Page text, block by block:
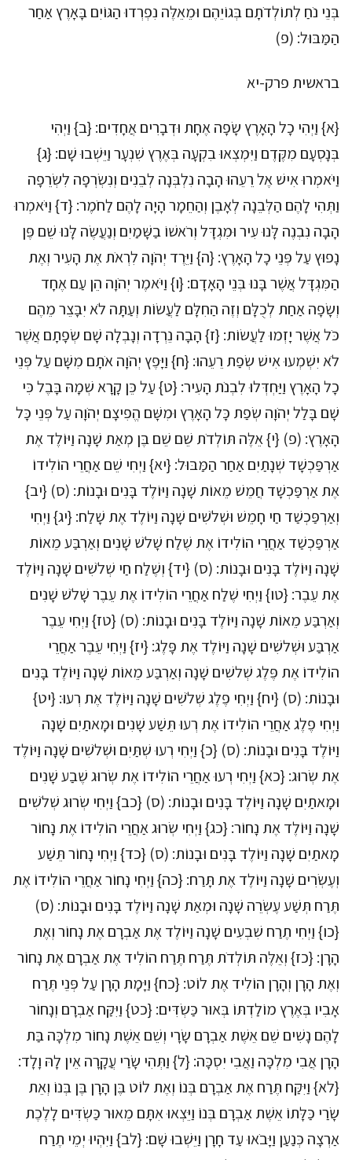
בְּנֵי נֹחַ לְתוֹלְדֹתָם בְּגוֹיֵהֶם וּמֵאֵלֶּה נִפְרְדוּ הַגּוֹיִם בָּאָרֶץ אַחַר
הַמַּבּוּל: (פ)
בראשית פרק-יא
{א} וַיְהִי כָל הָאָרֶץ שָׂפָה אֶחָת וּדְבָרִים אֲחָדִים: {ב} וַיְהִי
בְּנָסְעָם מִקֶּדֶם וַיִּמְצְאוּ בִקְעָה בְּאֶרֶץ שִׁנְעָר וַיֵּשְׁבוּ שָׁם: {ג}
וַיֹּאמְרוּ אִישׁ אֶל רֵעֵהוּ הָבָה נִלְבְּנָה לְבֵנִים וְנִשְׂרְפָה לִשְׂרֵפָה
וַתְּהִי לָהֶם הַלְּבֵנָה לְאָבֶן וְהַחֵמָר הָיָה לָהֶם לַחֹמֶר: {ד} וַיֹּאמְרוּ
הָבָה נִבְנֶה לָּנוּ עִיר וּמִגְדָּל וְרֹאשׁוֹ בַשָּׁמַיִם וְנַעֲשֶׂה לָּנוּ שֵׁם פֶּן
נָפוּץ עַל פְּנֵי כָל הָאָרֶץ: {ה} וַיֵּרֶד יְהֹוָה לִרְאֹת אֶת הָעִיר וְאֶת
הַמִּגְדָּל אֲשֶׁר בָּנוּ בְּנֵי הָאָדָם: {ו} וַיֹּאמֶר יְהֹוָה הֵן עַם אֶחָד
וְשָׂפָה אַחַת לְכֻלָּם וְזֶה הַחִלָּם לַעֲשׂוֹת וְעַתָּה לֹא יִבָּצֵר מֵהֶם
כֹּל אֲשֶׁר יָזְמוּ לַעֲשׂוֹת: {ז} הָבָה נֵרְדָה וְנָבְלָה שָׁם שְׂפָתָם אֲשֶׁר
לֹא יִשְׁמְעוּ אִישׁ שְׂפַת רֵעֵהוּ: {ח} וַיָּפֶץ יְהֹוָה אֹתָם מִשָּׁם עַל פְּנֵי
כָל הָאָרֶץ וַיַּחְדְּלוּ לִבְנֹת הָעִיר: {ט} עַל כֵּן קָרָא שְׁמָהּ בָּבֶל כִּי
שָׁם בָּלַל יְהֹוָה שְׂפַת כָּל הָאָרֶץ וּמִשָּׁם הֱפִיצָם יְהֹוָה עַל פְּנֵי כָּל
הָאָרֶץ: (פ) {י} אֵלֶּה תּוֹלְדֹת שֵׁם שֵׁם בֶּן מְאַת שָׁנָה וַיּוֹלֶד אֶת
אַרְפַּכְשָׁד שְׁנָתַיִם אַחַר הַמַּבּוּל: {יא} וַיְחִי שֵׁם אַחֲרֵי הוֹלִידוֹ
אֶת אַרְפַּכְשָׁד חֲמֵשׁ מֵאוֹת שָׁנָה וַיּוֹלֶד בָּנִים וּבָנוֹת: (ס) {יב}
וְאַרְפַּכְשַׁד חַי חָמֵשׁ וּשְׁלֹשִׁים שָׁנָה וַיּוֹלֶד אֶת שָׁלַח: {יג} וַיְחִי
אַרְפַּכְשַׁד אַחֲרֵי הוֹלִידוֹ אֶת שֶׁלַח שָׁלֹשׁ שָׁנִים וְאַרְבַּע מֵאוֹת
שָׁנָה וַיּוֹלֶד בָּנִים וּבָנוֹת: (ס) {יד} וְשֶׁלַח חַי שְׁלֹשִׁים שָׁנָה וַיּוֹלֶד
אֶת עֵבֶר: {טו} וַיְחִי שֶׁלַח אַחֲרֵי הוֹלִידוֹ אֶת עֵבֶר שָׁלֹשׁ שָׁנִים
וְאַרְבַּע מֵאוֹת שָׁנָה וַיּוֹלֶד בָּנִים וּבָנוֹת: (ס) {טז} וַיְחִי עֵבֶר
אַרְבַּע וּשְׁלשִׁים שָׁנָה וַיּוֹלֶד אֶת פָּלֶג: {יז} וַיְחִי עֵבֶר אַחֲרֵי
הוֹלִידוֹ אֶת פֶּלֶג שְׁלשִׁים שָׁנָה וְאַרְבַּע מֵאוֹת שָׁנָה וַיּוֹלֶד בָּנִים
וּבָנוֹת: (ס) {יח} וַיְחִי פֶלֶג שְׁלֹשִׁים שָׁנָה וַיּוֹלֶד אֶת רְעוּ: {יט}
וַיְחִי פֶלֶג אַחֲרֵי הוֹלִידוֹ אֶת רְעוּ תֵּשַׁע שָׁנִים וּמָאתַיִם שָׁנָה
וַיּוֹלֶד בָּנִים וּבָנוֹת: (ס) {כ} וַיְחִי רְעוּ שְׁתַּיִם וּשְׁלֹשִׁים שָׁנָה וַיּוֹלֶד
אֶת שְׂרוּג: {כא} וַיְחִי רְעוּ אַחֲרֵי הוֹלִידוֹ אֶת שְׂרוּג שֶׁבַע שָׁנִים
וּמָאתַיִם שָׁנָה וַיּוֹלֶד בָּנִים וּבָנוֹת: (ס) {כב} וַיְחִי שְׂרוּג שְׁלֹשִׁים
שָׁנָה וַיּוֹלֶד אֶת נָחוֹר: {כג} וַיְחִי שְׂרוּג אַחֲרֵי הוֹלִידוֹ אֶת נָחוֹר
מָאתַיִם שָׁנָה וַיּוֹלֶד בָּנִים וּבָנוֹת: (ס) {כד} וַיְחִי נָחוֹר תֵּשַׁע
וְעֶשְׂרִים שָׁנָה וַיּוֹלֶד אֶת תָּרַח: {כה} וַיְחִי נָחוֹר אַחֲרֵי הוֹלִידוֹ אֶת
תֶּרַח תְּשַׁע עֶשְׂרֵה שָׁנָה וּמְאַת שָׁנָה וַיּוֹלֶד בָּנִים וּבָנוֹת: (ס)
{כו} וַיְחִי תֶרַח שִׁבְעִים שָׁנָה וַיּוֹלֶד אֶת אַבְרָם אֶת נָחוֹר וְאֶת
הָרָן: {כז} וְאֵלֶּה תּוֹלְדֹת תֶּרַח תֶּרַח הוֹלִיד אֶת אַבְרָם אֶת נָחוֹר
וְאֶת הָרָן וְהָרָן הוֹלִיד אֶת לוֹט: {כח} וַיָּמָת הָרָן עַל פְּנֵי תֶּרַח
אָבִיו בְּאֶרֶץ מוֹלַדְתּוֹ בְּאוּר כַּשְׂדִּים: {כט} וַיִּקַּח אַבְרָם וְנָחוֹר
לָהֶם נָשִׁים שֵׁם אֵשֶׁת אַבְרָם שָׂרָי וְשֵׁם אֵשֶׁת נָחוֹר מִלְכָּה בַּת
הָרָן אֲבִי מִלְכָּה וַאֲבִי יִסְכָּה: {ל} וַתְּהִי שָׂרַי עֲקָרָה אֵין לָהּ וָלָד:
{לא} וַיִּקַּח תֶּרַח אֶת אַבְרָם בְּנוֹ וְאֶת לוֹט בֶּן הָרָן בֶּן בְּנוֹ וְאֵת
שָׂרַי כַּלָּתוֹ אֵשֶׁת אַבְרָם בְּנוֹ וַיֵּצְאוּ אִתָּם מֵאוּר כַּשְׂדִּים לָלֶכֶת
אַרְצָה כְּנַעַן וַיָּבֹאוּ עַד חָרָן וַיֵּשְׁבוּ שָׁם: {לב} וַיִּהְיוּ יְמֵי תֶרַח